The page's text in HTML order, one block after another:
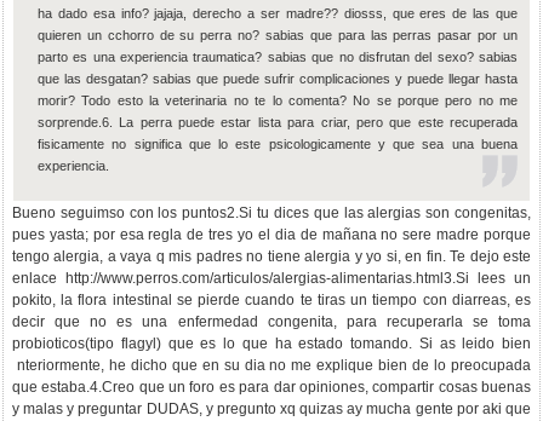
ha dado esa info? jajaja, derecho a ser madre?? diosss, que eres de las que
quieren un cchorro de su perra no? sabias que para las perras pasar por un
parto es una experiencia traumatica? sabias que no disfrutan del sexo? sabias
que las desgatan? sabias que puede sufrir complicaciones y puede llegar hasta
morir? Todo esto la veterinaria no te lo comenta? No se porque pero no me
sorprende.6. La perra puede estar lista para criar, pero que este recuperada
fisicamente no significa que lo este psicologicamente y que sea una buena
experiencia.
Bueno seguimso con los puntos2.Si tu dices que las alergias son congenitas,
pues yasta; por esa regla de tres yo el dia de mañana no sere madre porque
tengo alergia, a vaya q mis padres no tiene alergia y yo si, en fin. Te dejo este
enlace http://www.perros.com/articulos/alergias-alimentarias.html3.Si lees un
pokito, la flora intestinal se pierde cuando te tiras un tiempo con diarreas, es
decir que no es una enfermedad congenita, para recuperarla se toma
probioticos(tipo flagyl) que es lo que ha estado tomando. Si as leido bien
nteriormente, he dicho que en su dia no me explique bien de lo preocupada
que estaba.4.Creo que un foro es para dar opiniones, compartir cosas buenas
y malas y preguntar DUDAS, y pregunto xq quizas ay mucha gente por aki que